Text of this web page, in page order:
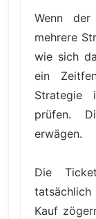
Wenn
mehrere
wie sich
ein
Strategie
prüfen.
erwägen.
Die
tatsächlich
Kauf